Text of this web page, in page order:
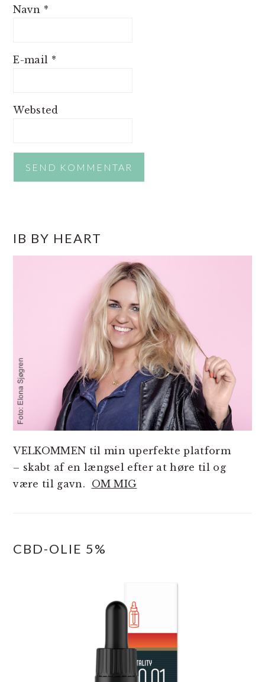
Navn *
E-mail *
Websted
SIDEBAR
IB BY HEART
VELKOMMEN til min uperfekte platform
– skabt af en længsel efter at høre til og
være til gavn. OM MIG
CBD-OLIE 5%